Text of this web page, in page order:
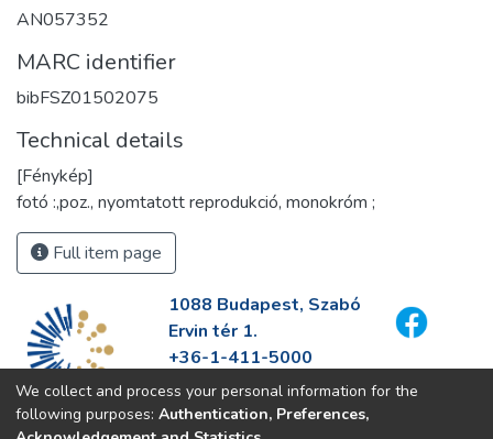
AN057352
MARC identifier
bibFSZ01502075
Technical details
[Fénykép]
fotó :,poz., nyomtatott reprodukció, monokróm ;
Full item page
1088 Budapest, Szabó
Ervin tér 1.
+36-1-411-5000
info@fszek.hu
https://fszek.hu
We collect and process your personal information for the
following purposes: Authentication, Preferences,